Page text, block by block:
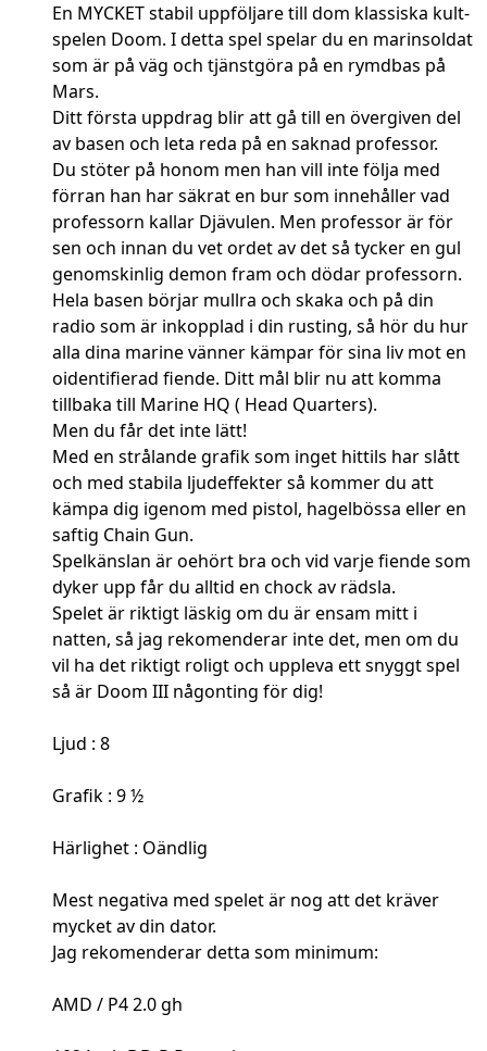
En MYCKET stabil uppföljare till dom klassiska kult-
spelen Doom. I detta spel spelar du en marinsoldat
som är på väg och tjänstgöra på en rymdbas på
Mars.
Ditt första uppdrag blir att gå till en övergiven del
av basen och leta reda på en saknad professor.
Du stöter på honom men han vill inte följa med
förran han har säkrat en bur som innehåller vad
professorn kallar Djävulen. Men professor är för
sen och innan du vet ordet av det så tycker en gul
genomskinlig demon fram och dödar professorn.
Hela basen börjar mullra och skaka och på din
radio som är inkopplad i din rusting, så hör du hur
alla dina marine vänner kämpar för sina liv mot en
oidentifierad fiende. Ditt mål blir nu att komma
tillbaka till Marine HQ ( Head Quarters).
Men du får det inte lätt!
Med en strålande grafik som inget hittils har slått
och med stabila ljudeffekter så kommer du att
kämpa dig igenom med pistol, hagelbössa eller en
saftig Chain Gun.
Spelkänslan är oehört bra och vid varje fiende som
dyker upp får du alltid en chock av rädsla.
Spelet är riktigt läskig om du är ensam mitt i
natten, så jag rekomenderar inte det, men om du
vil ha det riktigt roligt och uppleva ett snyggt spel
så är Doom III någonting för dig!
Ljud : 8
Grafik : 9 ½
Härlighet : Oändlig
Mest negativa med spelet är nog att det kräver
mycket av din dator.
Jag rekomenderar detta som minimum:
AMD / P4 2.0 gh